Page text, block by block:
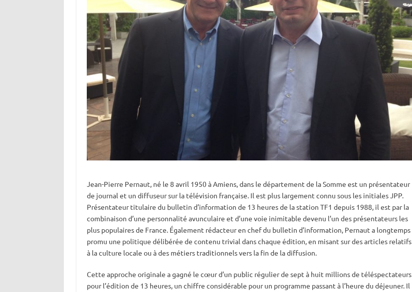
Jean-Pierre Pernaut, né le 8 avril 1950 à Amiens, dans le département de la Somme est un présentateur
de journal et un diffuseur sur la télévision française. Il est plus largement connu sous les initiales JPP.
Présentateur titulaire du bulletin d’information de 13 heures de la station TF1 depuis 1988, il est par la
combinaison d’une personnalité avunculaire et d’une voie inimitable devenu l’un des présentateurs les
plus populaires de France. Également rédacteur en chef du bulletin d’information, Pernaut a longtemps
promu une politique délibérée de contenu trivial dans chaque édition, en misant sur des articles relatifs
à la culture locale ou à des métiers traditionnels vers la fin de la diffusion.
Cette approche originale a gagné le cœur d’un public régulier de sept à huit millions de téléspectateurs
pour l’édition de 13 heures, un chiffre considérable pour un programme passant à l’heure du déjeuner. Il